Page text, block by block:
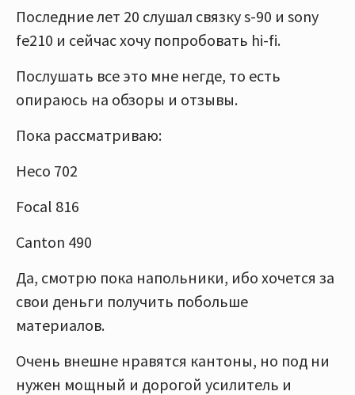
Последние лет 20 слушал связку s-90 и sony
fe210 и сейчас хочу попробовать hi-fi.
Послушать все это мне негде, то есть
опираюсь на обзоры и отзывы.
Пока рассматриваю:
Heco 702
Focal 816
Canton 490
Да, смотрю пока напольники, ибо хочется за
свои деньги получить побольше
материалов.
Очень внешне нравятся кантоны, но под ни
нужен мощный и дорогой усилитель и